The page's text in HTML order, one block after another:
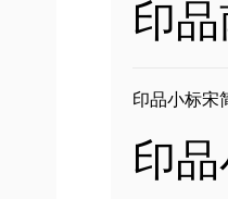
印
印品小标宋
印